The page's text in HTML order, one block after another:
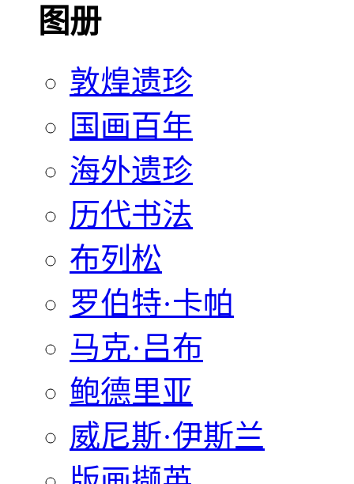
图册
敦煌遗珍
国画百年
海外遗珍
历代书法
布列松
罗伯特·卡帕
马克·吕布
鲍德里亚
威尼斯·伊斯兰